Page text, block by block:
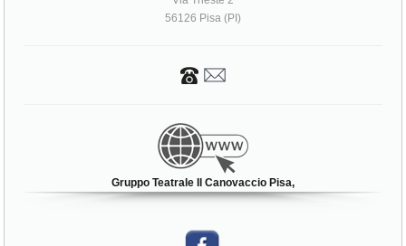
56126 Pisa (PI)
Gruppo Teatrale Il Canovaccio Pisa,